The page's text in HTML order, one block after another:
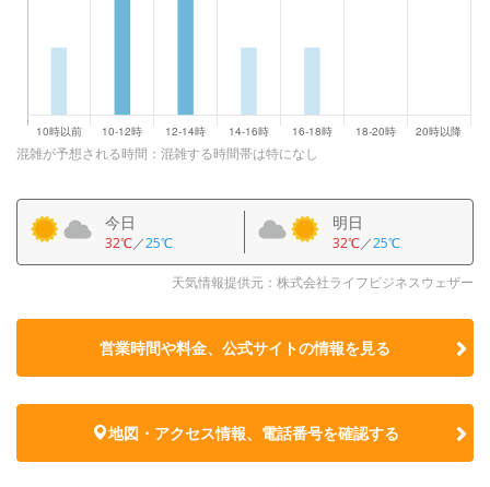
混雑が予想される時間：混雑する時間帯は特になし
今日
32℃／25℃
明日
32℃／25℃
天気情報提供元：株式会社ライフビジネスウェザー
営業時間や料金、公式サイトの情報を見る
地図・アクセス情報、電話番号を確認する